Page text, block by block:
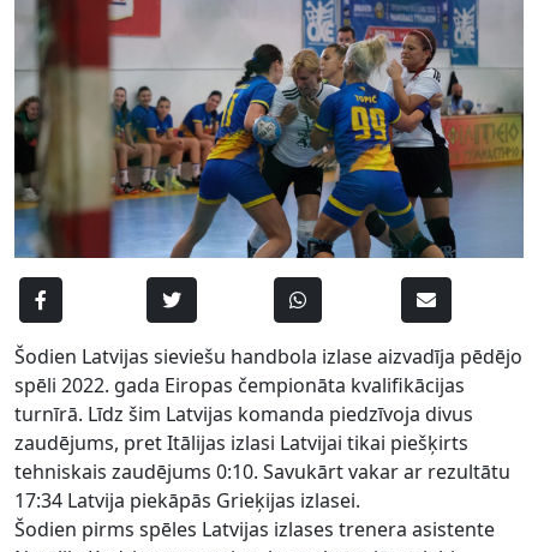
Šodien Latvijas sieviešu handbola izlase aizvadīja pēdējo
spēli 2022. gada Eiropas čempionāta kvalifikācijas
turnīrā. Līdz šim Latvijas komanda piedzīvoja divus
zaudējums, pret Itālijas izlasi Latvijai tikai piešķirts
tehniskais zaudējums 0:10. Savukārt vakar ar rezultātu
17:34 Latvija piekāpās Grieķijas izlasei.
Šodien pirms spēles Latvijas izlases trenera asistente